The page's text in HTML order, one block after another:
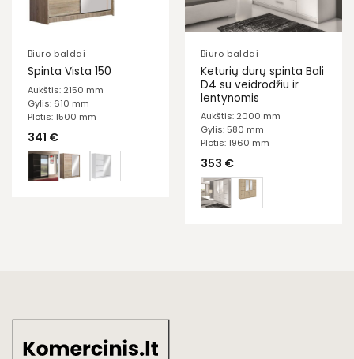
Biuro baldai
Spinta Vista 150
Aukštis: 2150 mm
Gylis: 610 mm
Plotis: 1500 mm
341 €
Biuro baldai
Keturių durų spinta Bali
D4 su veidrodžiu ir
lentynomis
Aukštis: 2000 mm
Gylis: 580 mm
Plotis: 1960 mm
353 €